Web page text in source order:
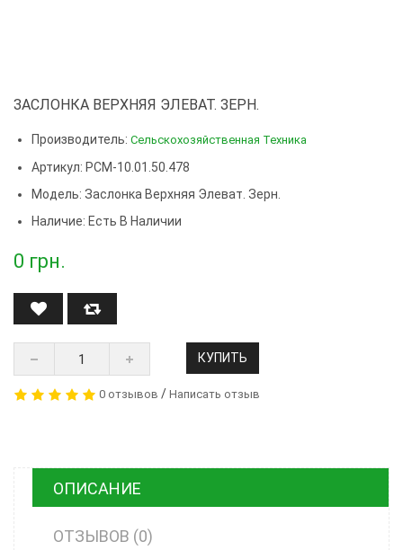
ЗАСЛОНКА ВЕРХНЯЯ ЭЛЕВАТ. ЗЕРН.
Производитель: Сельскохозяйственная Техника
Артикул: РСМ-10.01.50.478
Модель: Заслонка Верхняя Элеват. Зерн.
Наличие: Есть В Наличии
0 грн.
КУПИТЬ
0 отзывов / Написать отзыв
ОПИСАНИЕ
ОТЗЫВОВ (0)